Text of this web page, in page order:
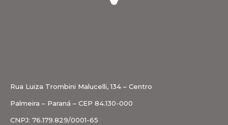
Rua Luiza Trombini Malucelli, 134 – Centro
Palmeira – Paraná – CEP 84.130-000
CNPJ: 76.179.829/0001-65